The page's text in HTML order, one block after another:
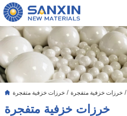
المنزل
المنتجات
التطبيق
التدوين
/خرزات خزفية متفجرة /خرزات خزفية متفجرة
خرزات خزفية متفجرة